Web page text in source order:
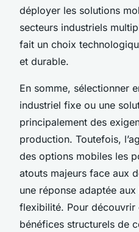
déployer les solutions
secteurs industriels
fait un choix
et durable.
En somme, sélectionner
industriel fixe ou une
principalement des
production. Toutefois,
des options mobiles les
atouts majeurs face aux
une réponse adaptée
flexibilité. Pour découvrir
bénéfices structurels de